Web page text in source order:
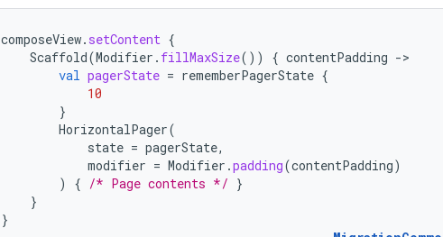
composeView. setContent {
Scaffold(Modifier . fillMaxSize()) { contentPadding -
val pagerState = rememberPagerState {
10
}
HorizontalPager(
state = pagerState,
modifier = Modifier .padding(contentPadding)
)
{ /* Page contents */ }
}
}